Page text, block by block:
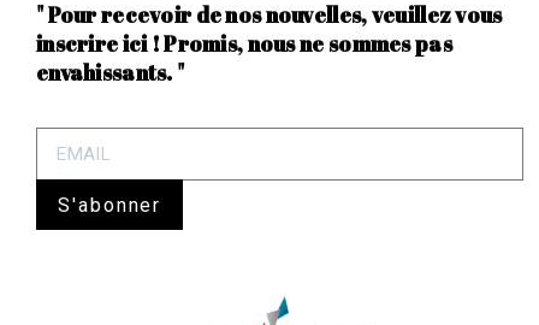
" Pour recevoir de nos nouvelles, veuillez vous
inscrire ici ! Promis, nous ne sommes pas
envahissants. "
S'abonner